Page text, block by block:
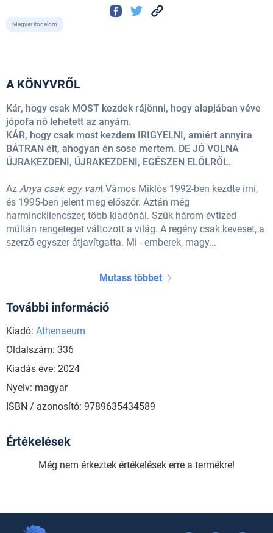
Magyar irodalom
A KÖNYVRŐL
Kár, hogy csak MOST kezdek rájönni, hogy alapjában véve
jópofa nő lehetett az anyám.
KÁR, hogy csak most kezdem IRIGYELNI, amiért annyira
BÁTRAN élt, ahogyan én sose mertem. DE JÓ VOLNA
ÚJRAKEZDENI, ÚJRAKEZDENI, EGÉSZEN ELÖLRŐL.
Az Anya csak egy vant Vámos Miklós 1992-ben kezdte írni,
és 1995-ben jelent meg először. Aztán még
harminckilencszer, több kiadónál. Szűk három évtized
múltán rengeteget változott a világ. A regény csak keveset, a
szerző egyszer átjavítgatta. Mi - emberek, magy...
Mutass többet
További információ
Kiadó: Athenaeum
Oldalszám: 336
Kiadás éve: 2024
Nyelv: magyar
ISBN / azonosító: 9789635434589
Értékelések
Még nem érkeztek értékelések erre a termékre!